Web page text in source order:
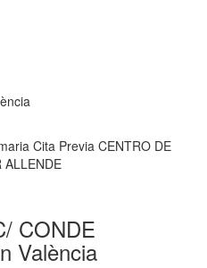
Cita Previa CENTRO DE
ALLENDE
CONDE
València